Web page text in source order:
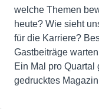
welche Themen
heute? Wie sieht
für die Karriere?
Gastbeiträge
Ein Mal pro
gedrucktes